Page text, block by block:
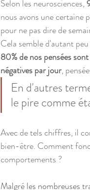
Selon les neurosciences,
nous avons une certaine
pour ne pas dire de
Cela semble d'autant
80% de nos pensées
négatives par jour,
En d'autres
le pire comme
Avec de tels chiffres, il
bien-être. Comment
comportements ?
Malgré les nombreuses